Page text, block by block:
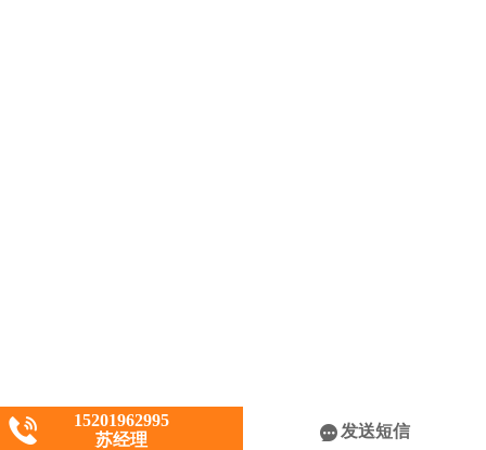
15201962995
苏经理
发送短信